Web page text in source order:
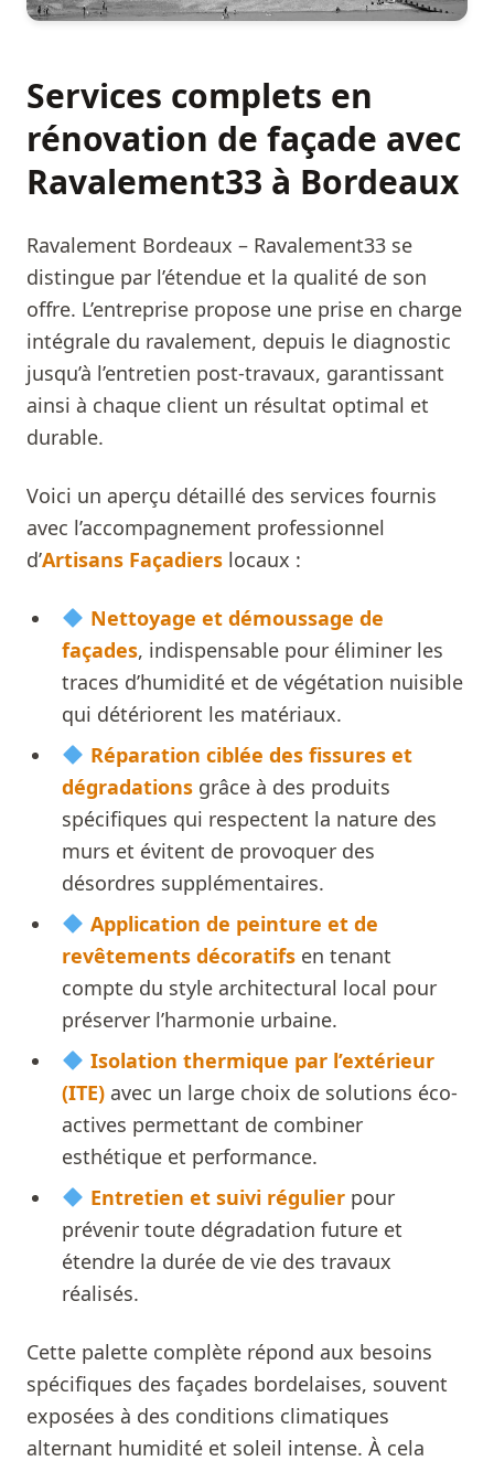
Services complets en
rénovation de façade avec
Ravalement33 à Bordeaux
Ravalement Bordeaux – Ravalement33 se
distingue par l’étendue et la qualité de son
offre. L’entreprise propose une prise en charge
intégrale du ravalement, depuis le diagnostic
jusqu’à l’entretien post-travaux, garantissant
ainsi à chaque client un résultat optimal et
durable.
Voici un aperçu détaillé des services fournis
avec l’accompagnement professionnel
d’Artisans Façadiers locaux :
Nettoyage et démoussage de
façades, indispensable pour éliminer les
traces d’humidité et de végétation nuisible
qui détériorent les matériaux.
Réparation ciblée des fissures et
dégradations grâce à des produits
spécifiques qui respectent la nature des
murs et évitent de provoquer des
désordres supplémentaires.
Application de peinture et de
revêtements décoratifs en tenant
compte du style architectural local pour
préserver l’harmonie urbaine.
Isolation thermique par l’extérieur
(ITE) avec un large choix de solutions éco-
actives permettant de combiner
esthétique et performance.
Entretien et suivi régulierpour
prévenir toute dégradation future et
étendre la durée de vie des travaux
réalisés.
Cette palette complète répond aux besoins
spécifiques des façades bordelaises, souvent
exposées à des conditions climatiques
alternant humidité et soleil intense. À cela